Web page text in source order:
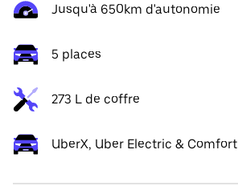
Jusqu'à 650km d'autonomie
5 places
273 L de coffre
UberX, Uber Electric & Comfort